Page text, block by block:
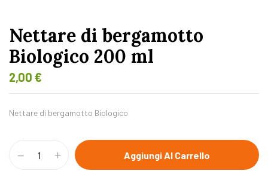
Nettare di bergamotto
Biologico 200 ml
2,00 €
Nettare di bergamotto Biologico
Aggiungi Al Carrello